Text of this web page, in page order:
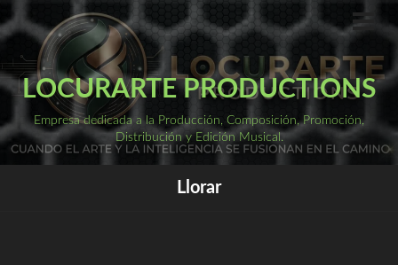
al
contenido
LOCURARTE PRODUCTIONS
Empresa dedicada a la Producción, Composición, Promoción,
Distribución y Edición Musical.
Llorar